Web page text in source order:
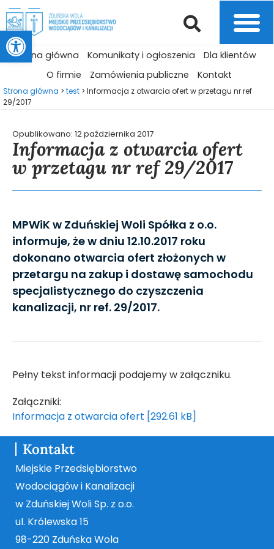
Otwórz pasek narzędzi
Strona główna Komunikaty i ogłoszenia
Dla klientów
O firmie
Zamówienia publiczne Kontakt
Strona główna > test > Informacja z otwarcia ofert w przetagu nr ref
29/2017
Opublikowano: 12 października 2017
Informacja z otwarcia ofert
w przetagu nr ref 29/2017
MPWiK w Zduńskiej Woli Spółka z o.o.
informuje, że w dniu 12.10.2017 roku
dokonano otwarcia ofert złożonych w
przetargu na zakup i dostawę samochodu
specjalistycznego do czyszczenia
kanalizacji, nr ref. 29/2017.
Pełny tekst informacji podajemy w załączniku.
Załączniki:
Informacja z otwarcia ofert [292.61 kB]
Kontakt
Miejskie Przedsiębiorstwo
Wodociągów i Kanalizacji
w Zduńskiej Woli Sp. z o.o.
ul. Królewska 15
98-220 Zduńska Wola